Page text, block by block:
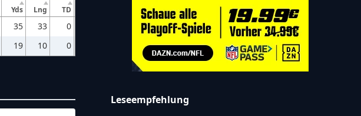
Yds Lng
TD
35 33 0
19 10 0
Leseempfehlung